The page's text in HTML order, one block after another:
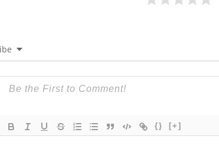
{} [+]